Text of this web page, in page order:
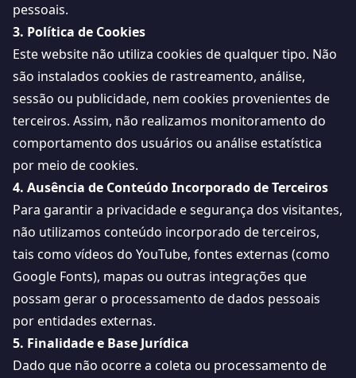
pessoais.
3. Política de Cookies
Este website não utiliza cookies de qualquer tipo. Não
são instalados cookies de rastreamento, análise,
sessão ou publicidade, nem cookies provenientes de
terceiros. Assim, não realizamos monitoramento do
comportamento dos usuários ou análise estatística
por meio de cookies.
4. Ausência de Conteúdo Incorporado de Terceiros
Para garantir a privacidade e segurança dos visitantes,
não utilizamos conteúdo incorporado de terceiros,
tais como vídeos do YouTube, fontes externas (como
Google Fonts), mapas ou outras integrações que
possam gerar o processamento de dados pessoais
por entidades externas.
5. Finalidade e Base Jurídica
Dado que não ocorre a coleta ou processamento de